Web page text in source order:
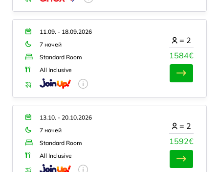
11.09. - 18.09.2026
7 ночей
Standard Room
All Inclusive
1584€
= 2
13.10. - 20.10.2026
7 ночей
Standard Room
All Inclusive
1592€
= 2